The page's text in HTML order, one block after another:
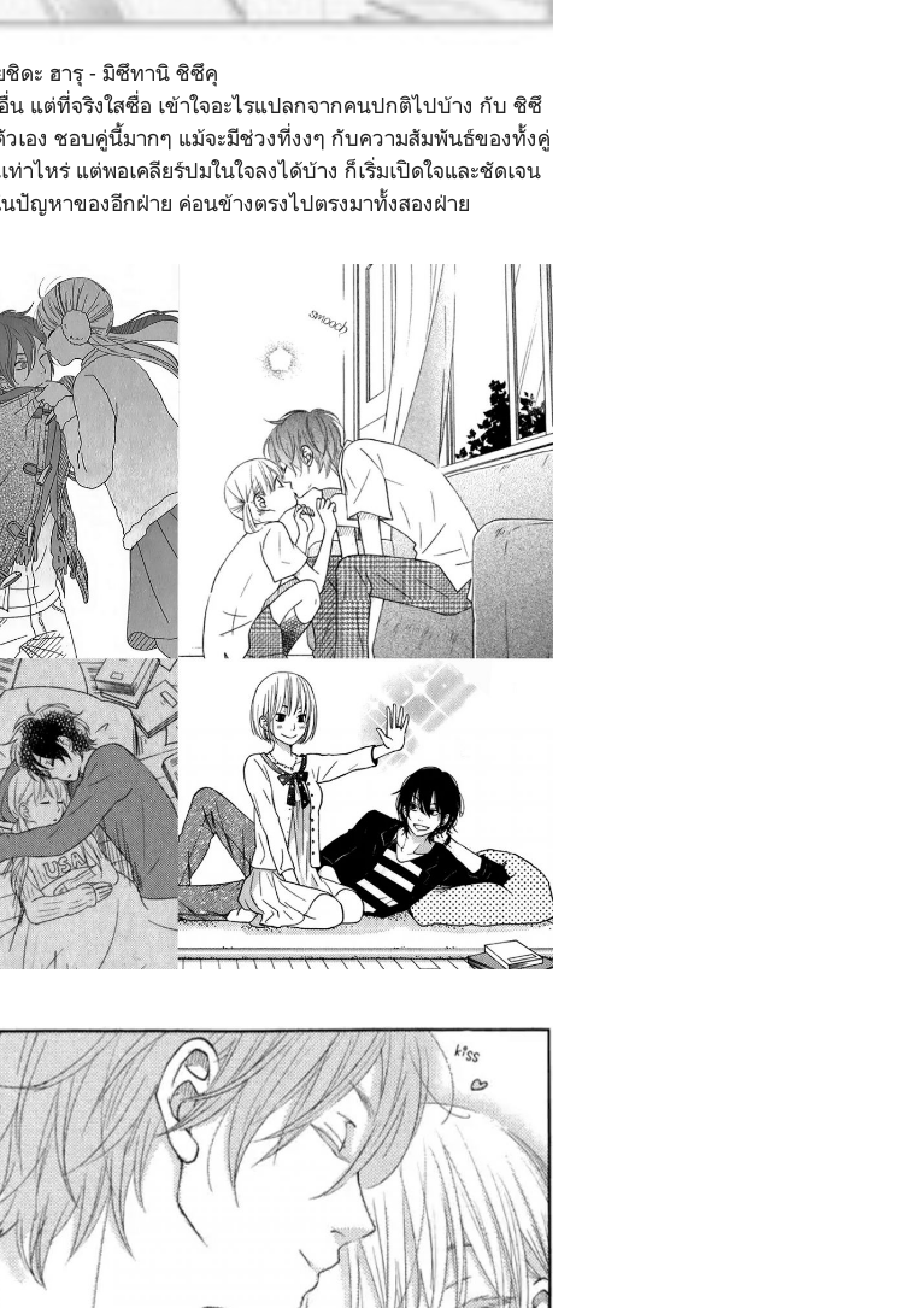
ชิดะ ฮารุ - มิซึทานิ ชิซึคุ
น แต่ที่จริงใสซื่อ เข้าใจอะไรแปลกจากคนปกติไปบ้าง กับ ชิซึ
วเอง ชอบคู่นี้มากๆ แม้จะมีช่วงที่งงๆ กับความสัมพันธ์ของทั้งคู่
าไหร่ แต่พอเคลียร์ปมในใจลงได้บ้าง ก็เริ่มเปิดใจและชัดเจน
ปัญหาของอีกฝ่าย ค่อนข้างตรงไปตรงมาทั้งสองฝ่าย